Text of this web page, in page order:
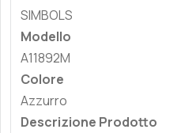
SIMBOLS
Modello
A11892M
Colore
Azzurro
Descrizione Prodotto